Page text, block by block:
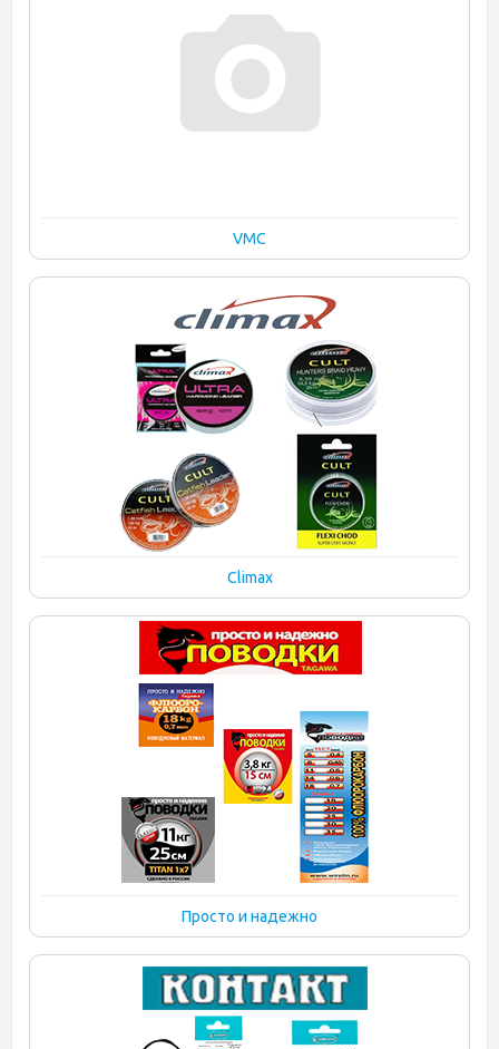
VMC
Climax
Просто и надежно